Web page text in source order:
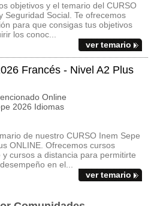
objetivos y el temario del CURSO
Seguridad Social. Te ofrecemos
para que consigas tus objetivos
los conoc...
ver temario
Francés - Nivel A2 Plus
Online
2026 Idiomas
de nuestro CURSO Inem Sepe
ONLINE. Ofrecemos cursos
cursos a distancia para permitirte
en el...
ver temario